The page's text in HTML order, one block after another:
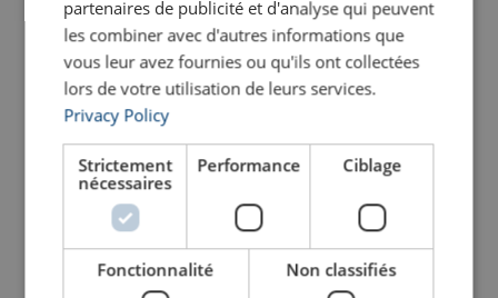
Finition : C3M en jaune à rayures noires
Voir le produit
Finition : C3M en jaune à rayures noires
Voir le produit
partenaires de publicité et d'analyse qui peuvent
les combiner avec d'autres informations que
vous leur avez fournies ou qu'ils ont collectées
lors de votre utilisation de leurs services.
Privacy Policy
Strictement
nécessaires
Performance Ciblage
Fonctionnalité Non classifiés